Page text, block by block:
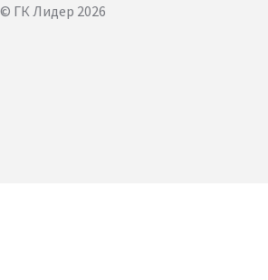
© ГК Лидер 2026